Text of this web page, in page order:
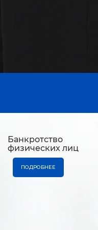
Банкротство
физических лиц
ПОДРОБНЕЕ